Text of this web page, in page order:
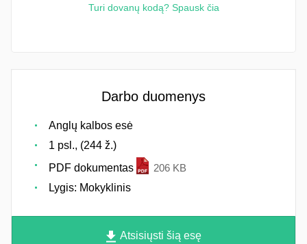
Turi dovanų kodą? Spausk čia
Darbo duomenys
Anglų kalbos esė
1 psl., (244 ž.)
PDF dokumentas
206 KB
Lygis: Mokyklinis
Atsisiųsti šią esę